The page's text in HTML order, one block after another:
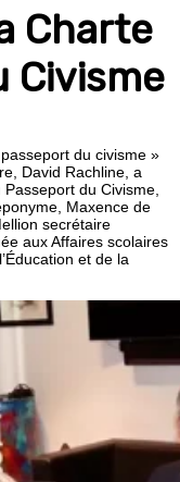
Charte
Civisme
du civisme »
David Rachline, a
du Civisme,
Maxence de
secrétaire
aux Affaires scolaires
et de la